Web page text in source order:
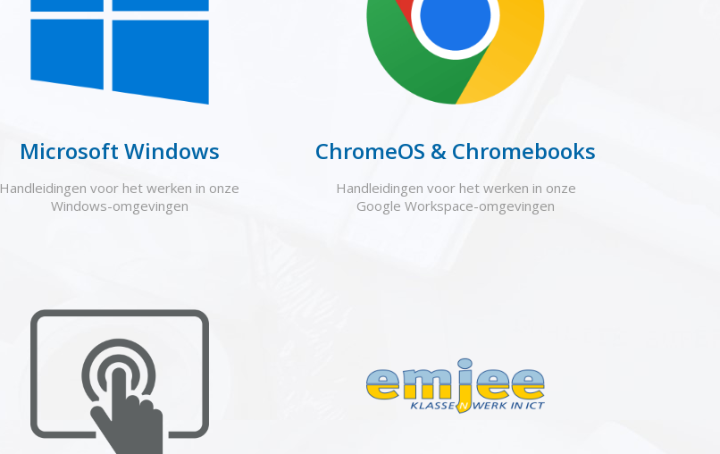
Microsoft Windows
Handleidingen voor het werken in onze
Windows-omgevingen
ChromeOS & Chromebooks
Handleidingen voor het werken in onze
Google Workspace-omgevingen